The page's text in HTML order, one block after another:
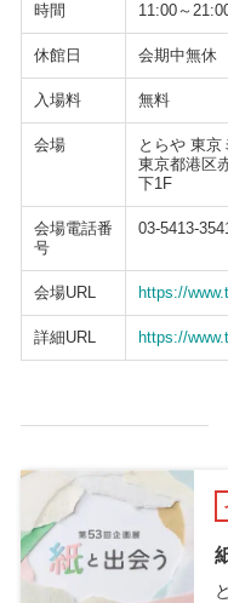
時間 11:00～
休館日 会期中無休
入場料 無料
会場
とらや 東京
東京都港区
下1F
会場電話番
号
03-5413-
会場URL https://
詳細URL https://